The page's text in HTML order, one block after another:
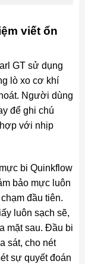
viết ổn
GT sử dụng
lò xo cơ khí
Người dùng
để ghi chú
với nhịp
bi Quinkflow
bảo mực luôn
đầu tiên.
luôn sạch sẽ,
mặt sau. Đầu bi
sát, cho nét
sự quyết đoán